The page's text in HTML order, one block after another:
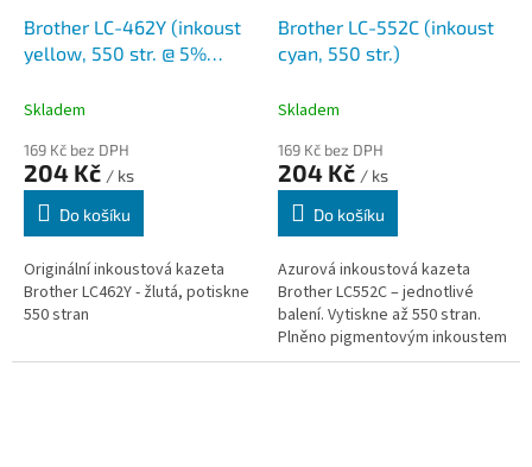
Brother LC-462Y (inkoust
yellow, 550 str. @ 5%
Skladem
169 Kč bez DPH
204 Kč / ks
Do košíku
Originální inkoustová kazeta
Brother LC462Y - žlutá, potiskne
550 stran
Brother LC-552C (inkoust
cyan, 550 str.)
Skladem
169 Kč bez DPH
204 Kč / ks
Do košíku
Azurová inkoustová kazeta
Brother LC552C – jednotlivé
balení. Vytiskne až 550 stran.
Plněno pigmentovým inkoustem
pro poskytování ostrých,